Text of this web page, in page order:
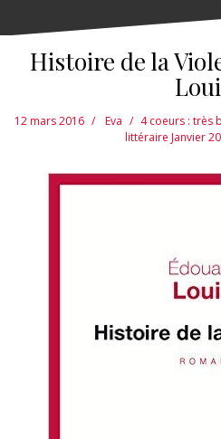
Histoire de la
12 mars 2016 Eva 4 coeurs : très
littéraire Janvier